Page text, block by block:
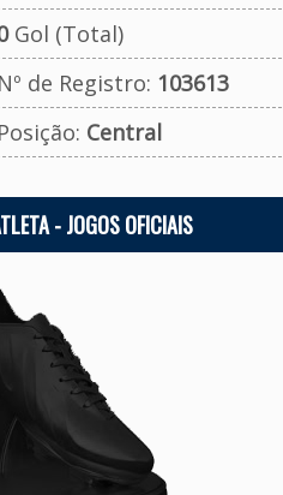
Gol (Total)
Nº de Registro: 103613
Posição: Central
- JOGOS OFICIAIS